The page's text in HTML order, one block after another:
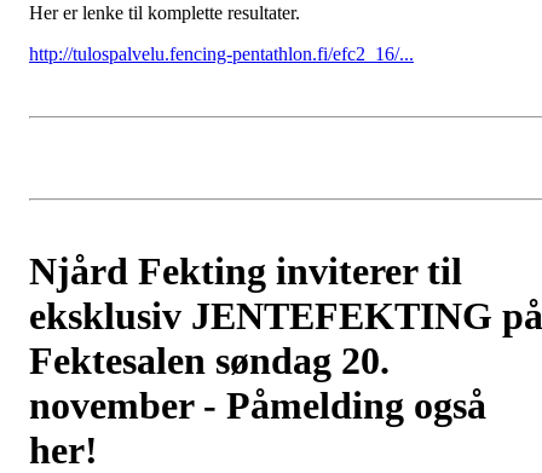
Her er lenke til komplette resultater.
http://tulospalvelu.fencing-pentathlon.fi/efc2_16/...
Njård Fekting inviterer til
eksklusiv JENTEFEKTING på
Fektesalen søndag 20.
november - Påmelding også
her!